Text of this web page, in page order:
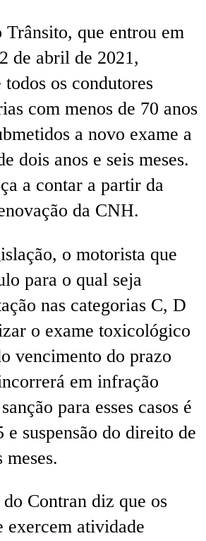
que entrou em
de abril de 2021,
os condutores
com menos de 70 anos
a novo exame a
dois anos e seis meses.
a contar a partir da
da CNH.
o motorista que
para o qual seja
nas categorias C, D
o exame toxicológico
vencimento do prazo
em infração
para esses casos é
e suspensão do direito de
Contran diz que os
exercem atividade